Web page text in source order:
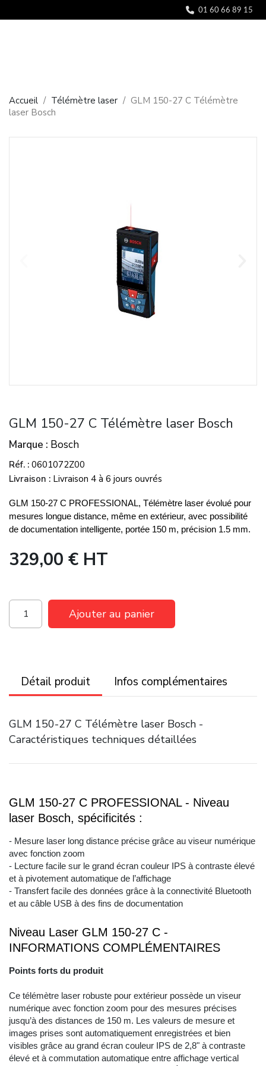
01 60 66 89 15
Accueil Télémètre laser
GLM 150-27 C Télémètre
laser Bosch
GLM 150-27 C Télémètre laser Bosch
Marque Bosch
Réf. 0601072Z00
Livraison
Livraison 4 à 6 jours ouvrés
GLM 150-27 C PROFESSIONAL, Télémètre laser évolué pour
mesures longue distance, même en extérieur, avec possibilité
de documentation intelligente, portée 150 m, précision 1.5 mm.
329,00 € HT
Ajouter au panier
Détail produit Infos complémentaires
GLM 150-27 C Télémètre laser Bosch -
Caractéristiques techniques détaillées
GLM 150-27 C PROFESSIONAL - Niveau
laser Bosch, spécificités :
- Mesure laser long distance précise grâce au viseur numérique
avec fonction zoom
- Lecture facile sur le grand écran couleur IPS à contraste élevé
et à pivotement automatique de l’affichage
- Transfert facile des données grâce à la connectivité Bluetooth
et au câble USB à des fins de documentation
Niveau Laser GLM 150-27 C -
INFORMATIONS COMPLÉMENTAIRES
Points forts du produit
Ce télémètre laser robuste pour extérieur possède un viseur
numérique avec fonction zoom pour des mesures précises
jusqu’à des distances de 150 m. Les valeurs de mesure et
images prises sont automatiquement enregistrées et bien
visibles grâce au grand écran couleur IPS de 2,8" à contraste
élevé et à commutation automatique entre affichage vertical